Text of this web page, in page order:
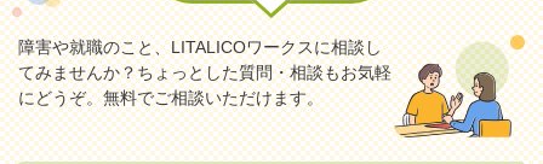
障害や就職のこと、LITALICOワークスに相談し
てみませんか？ちょっとした質問・相談もお気軽
にどうぞ。無料でご相談いただけます。